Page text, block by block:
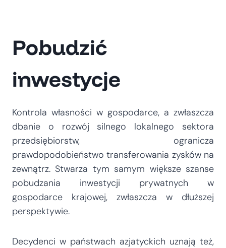
Pobudzić
inwestycje
Kontrola własności w gospodarce, a zwłaszcza
dbanie o rozwój silnego lokalnego sektora
przedsiębiorstw, ogranicza
prawdopodobieństwo transferowania zysków na
zewnątrz. Stwarza tym samym większe szanse
pobudzania inwestycji prywatnych w
gospodarce krajowej, zwłaszcza w dłuższej
perspektywie.
Decydenci w państwach azjatyckich uznają też,